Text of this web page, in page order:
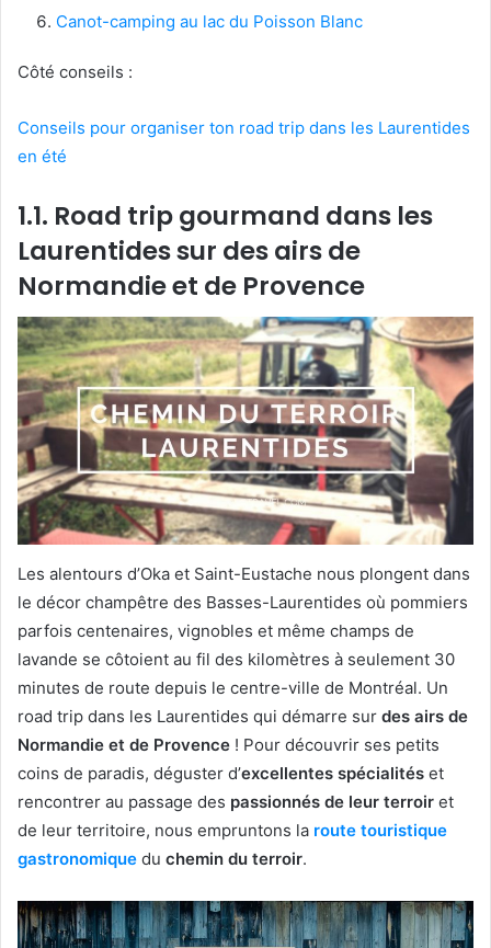
Canot-camping au lac du Poisson Blanc
Côté conseils :
Conseils pour organiser ton road trip dans les Laurentides
en été
1.1. Road trip gourmand dans les
Laurentides sur des airs de
Normandie et de Provence
Les alentours d’Oka et Saint-Eustache nous plongent dans
le décor champêtre des Basses-Laurentides où pommiers
parfois centenaires, vignobles et même champs de
lavande se côtoient au fil des kilomètres à seulement 30
minutes de route depuis le centre-ville de Montréal. Un
road trip dans les Laurentides qui démarre sur des airs de
Normandie et de Provence ! Pour découvrir ses petits
coins de paradis, déguster d’excellentes spécialités et
rencontrer au passage des passionnés de leur terroir et
de leur territoire, nous empruntons la route touristique
gastronomique du chemin du terroir.